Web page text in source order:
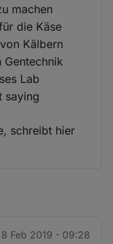
machen
die Käse
Kälbern
Lab
saying
schreibt hier
8 Feb 2019 - 09:28